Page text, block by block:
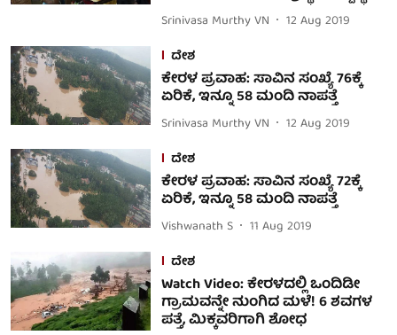
Srinivasa Murthy VN
12 Aug 2019
ದೇಶ
ಕೇರಳ ಪ್ರವಾಹ: ಸಾವಿನ ಸಂಖ್ಯೆ 76ಕ್ಕೆ
ಏರಿಕೆ, ಇನ್ನೂ 58 ಮಂದಿ ನಾಪತ್ತೆ
Srinivasa Murthy VN
12 Aug 2019
ದೇಶ
ಕೇರಳ ಪ್ರವಾಹ: ಸಾವಿನ ಸಂಖ್ಯೆ 72ಕ್ಕೆ
ಏರಿಕೆ, ಇನ್ನೂ 58 ಮಂದಿ ನಾಪತ್ತೆ
Vishwanath S
11 Aug 2019
ದೇಶ
Watch Video: ಕೇರಳದಲ್ಲಿ ಒಂದಿಡೀ
ಗ್ರಾಮವನ್ನೇ ನುಂಗಿದ ಮಳೆ! 6 ಶವಗಳ
ಪತ್ತೆ, ಮಿಕ್ಕವರಿಗಾಗಿ ಶೋಧ